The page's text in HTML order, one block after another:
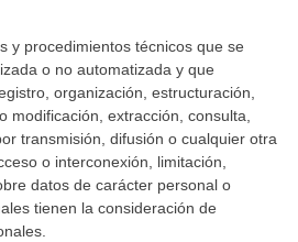
y procedimientos técnicos que se
o no automatizada y que
organización, estructuración,
modificación, extracción, consulta,
transmisión, difusión o cualquier otra
o interconexión, limitación,
datos de carácter personal o
tienen la consideración de